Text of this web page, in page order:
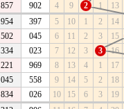
857 902 4 9 2 1 13
954 397 5 10 1 2 14
502 045 6 11 2 3 15
334 023 7 12 3 3 16
221 969 8 13 4 1 17
045 558 9 14 5 2 18
834 026 10 15 6 3 19